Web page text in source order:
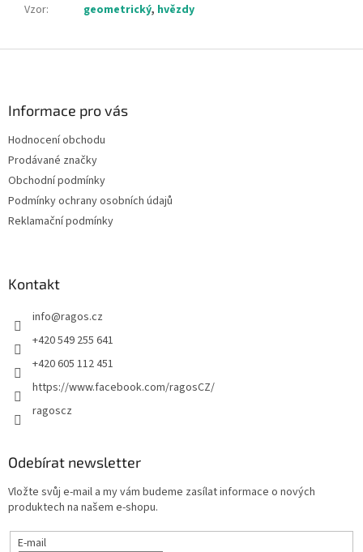
Vzor: geometrický, hvězdy
Informace pro vás
Hodnocení obchodu
Prodávané značky
Obchodní podmínky
Podmínky ochrany osobních údajů
Reklamační podmínky
Kontakt
info@ragos.cz
+420 549 255 641
+420 605 112 451
https://www.facebook.com/ragosCZ/
ragoscz
Odebírat newsletter
Vložte svůj e-mail a my vám budeme zasílat informace o nových
produktech na našem e-shopu.
E-mail